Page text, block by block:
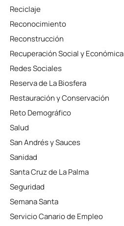
Reciclaje
Reconocimiento
Reconstrucción
Recuperación Social y Económica
Redes Sociales
Reserva de La Biosfera
Restauración y Conservación
Reto Demográfico
Salud
San Andrés y Sauces
Sanidad
Santa Cruz de La Palma
Seguridad
Semana Santa
Servicio Canario de Empleo